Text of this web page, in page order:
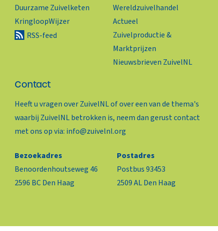
Duurzame Zuivelketen
KringloopWijzer
RSS-feed
Wereldzuivelhandel
Actueel
Zuivelproductie &
Marktprijzen
Nieuwsbrieven ZuivelNL
Contact
Heeft u vragen over ZuivelNL of over een van de thema's
waarbij ZuivelNL betrokken is, neem dan gerust contact
met ons op via: info@zuivelnl.org
Bezoekadres
Benoordenhoutseweg 46
2596 BC Den Haag
Postadres
Postbus 93453
2509 AL Den Haag